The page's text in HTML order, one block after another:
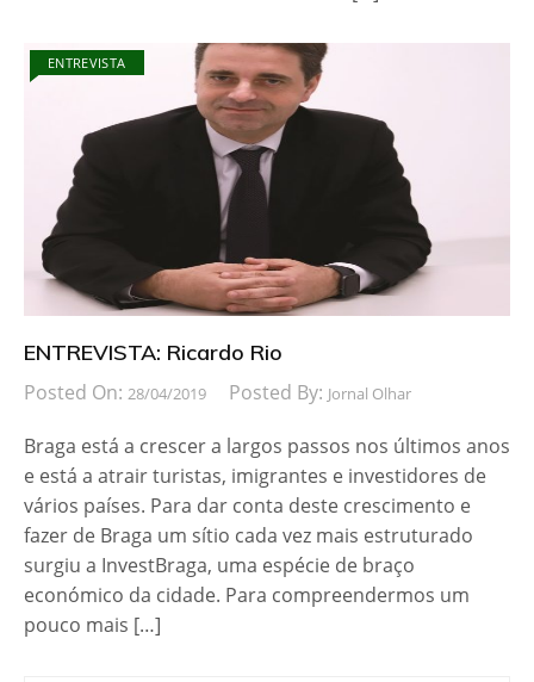
ENTREVISTA
ENTREVISTA: Ricardo Rio
Posted On: 28/04/2019 Posted By: Jornal Olhar
Braga está a crescer a largos passos nos últimos anos
e está a atrair turistas, imigrantes e investidores de
vários países. Para dar conta deste crescimento e
fazer de Braga um sítio cada vez mais estruturado
surgiu a InvestBraga, uma espécie de braço
económico da cidade. Para compreendermos um
pouco mais […]